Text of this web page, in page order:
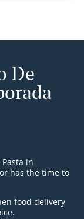
De
in
has the time to
food delivery